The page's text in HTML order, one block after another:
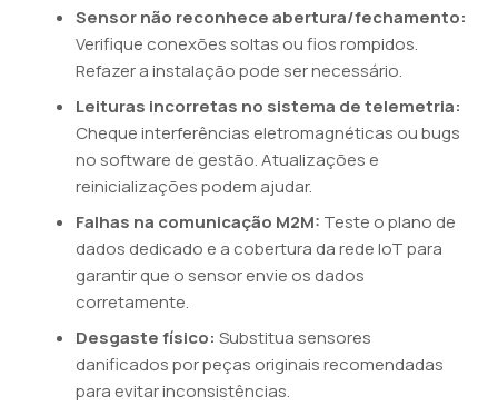
Sensor não reconhece abertura/fechamento:
Verifique conexões soltas ou fios rompidos.
Refazer a instalação pode ser necessário.
Leituras incorretas no sistema de telemetria:
Cheque interferências eletromagnéticas ou bugs
no software de gestão. Atualizações e
reinicializações podem ajudar.
Falhas na comunicação M2M: Teste o plano de
dados dedicado e a cobertura da rede IoT para
garantir que o sensor envie os dados
corretamente.
Desgaste físico: Substitua sensores
danificados por peças originais recomendadas
para evitar inconsistências.